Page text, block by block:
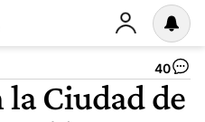
40
la Ciudad de